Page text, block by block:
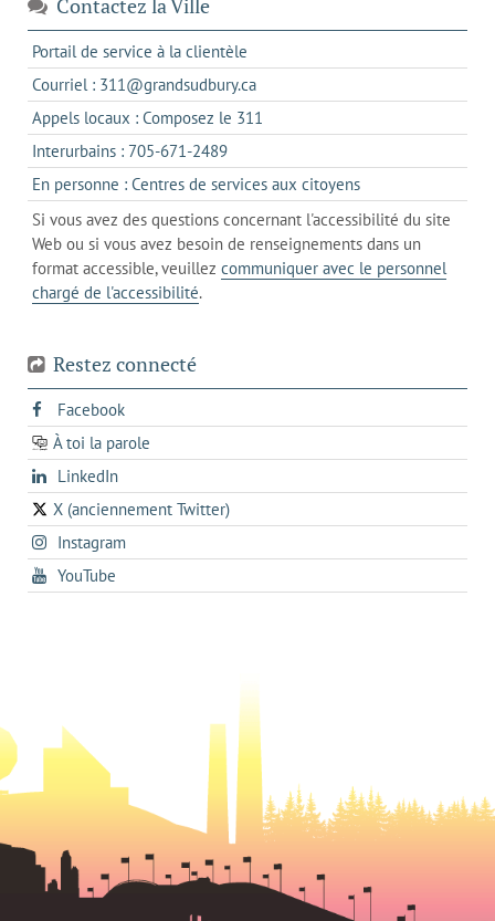
Portail de service à la clientèle
dans
un
nouvel
Courriel : 311@grandsudbury.cas'ouvre
dans
votre
de
messagerie
Appels locaux : Composez le 311
dans
un
client
de
votre
téléphone
Interurbains : 705-671-2489s'ouvre
dans
un
client
de
votre
En personne : Centres de services aux citoyenss'ouvre
dans
l'onglet
actuel
Si vous avez des questions concernant l'accessibilité du site
Web ou si vous avez besoin de renseignements dans un
format accessible, veuillez communiquer avec le personnel
chargé de l'accessibilité.
Restez connecté
Facebooks'ouvre
dans
un
onglet
À toi la parole
opens
in
a
new
tab
LinkedInopens
in
a
new
X (anciennement Twitter)
s'ouvre
dans
un
nouvel
Instagrams'ouvre
dans
un
YouTube
dans